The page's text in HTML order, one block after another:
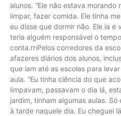
alunos. “Ele não estava morando
limpar, fazer comida. Ele tinha
eu disse que dormir não. Ele ia e
teria alguém responsável o
conta.rnPelos corredores da
afazeres diários dos alunos,
que iam até as escolas para
aula. “Eu tinha ciência do que
limpavam, passavam o dia lá,
jardim, tinham algumas aulas.
à tarde naquele dia. Eu cheguei